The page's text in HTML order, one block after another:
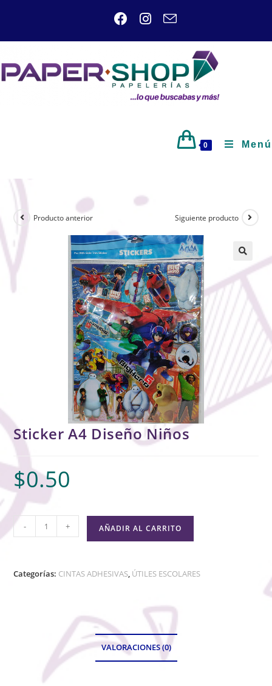
0 Menú
Producto anterior Siguiente producto
🔍
Sticker A4 Diseño Niños
$0.50
- + AÑADIR AL CARRITO
Categorías: CINTAS ADHESIVAS, ÚTILES ESCOLARES
VALORACIONES (0)